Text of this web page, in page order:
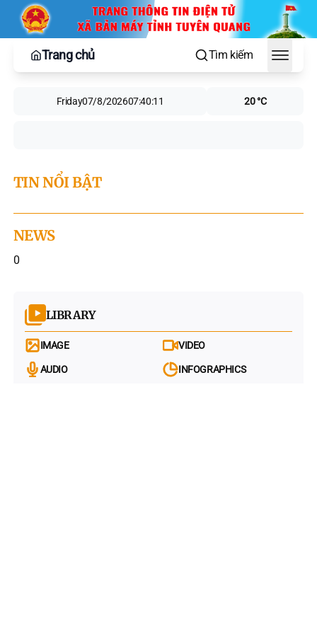
Trang chủ Tìm kiếm
Toggle
Friday07/8/202607:40:11 20 °C
TIN NỔI BẬT
NEWS
0
LIBRARY
IMAGE VIDEO
AUDIO INFOGRAPHICS